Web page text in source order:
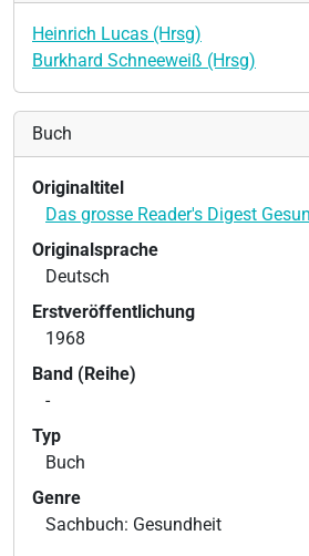
Heinrich Lucas (Hrsg)
Burkhard Schneeweiß (Hrsg)
Buch
Originaltitel
Das grosse Reader's Digest
Originalsprache
Deutsch
Erstveröffentlichung
1968
Band (Reihe)
-
Typ
Buch
Genre
Sachbuch: Gesundheit